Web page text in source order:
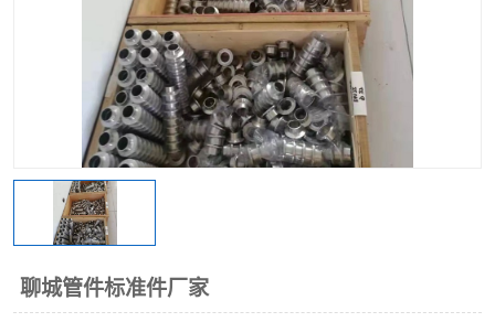
聊城管件标准件厂家